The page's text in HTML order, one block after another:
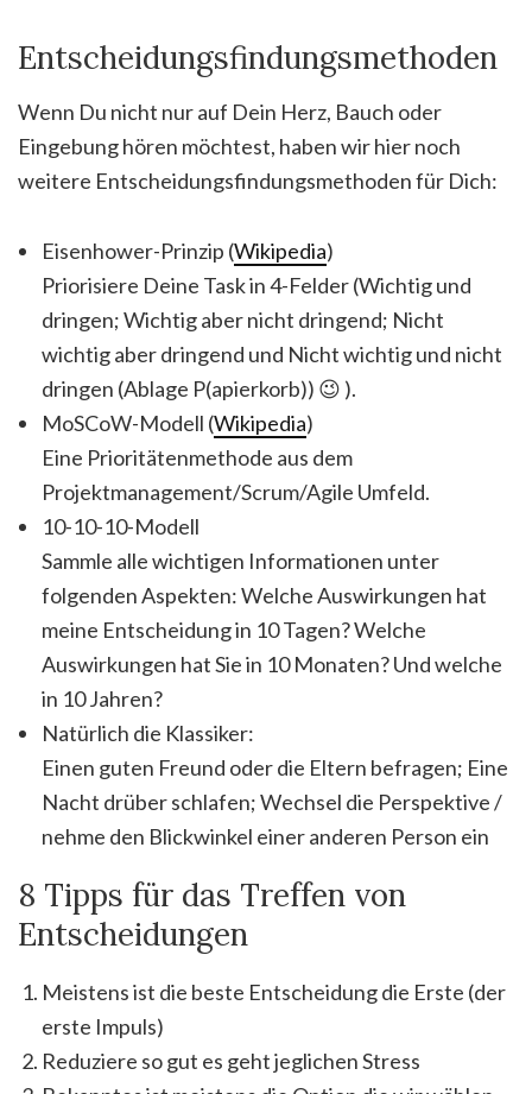
Entscheidungsfindungsmethoden
Wenn Du nicht nur auf Dein Herz, Bauch oder
Eingebung hören möchtest, haben wir hier noch
weitere Entscheidungsfindungsmethoden für Dich:
Eisenhower-Prinzip (Wikipedia)
Priorisiere Deine Task in 4-Felder (Wichtig und
dringen; Wichtig aber nicht dringend; Nicht
wichtig aber dringend und Nicht wichtig und nicht
dringen (Ablage P(apierkorb)) 😉 ).
MoSCoW-Modell (Wikipedia)
Eine Prioritätenmethode aus dem
Projektmanagement/Scrum/Agile Umfeld.
10-10-10-Modell
Sammle alle wichtigen Informationen unter
folgenden Aspekten: Welche Auswirkungen hat
meine Entscheidung in 10 Tagen? Welche
Auswirkungen hat Sie in 10 Monaten? Und welche
in 10 Jahren?
Natürlich die Klassiker:
Einen guten Freund oder die Eltern befragen; Eine
Nacht drüber schlafen; Wechsel die Perspektive /
nehme den Blickwinkel einer anderen Person ein
8 Tipps für das Treffen von
Entscheidungen
Meistens ist die beste Entscheidung die Erste (der
erste Impuls)
Reduziere so gut es geht jeglichen Stress